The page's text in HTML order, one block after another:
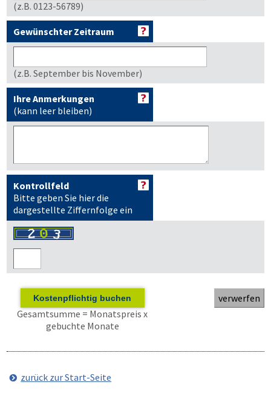
(z.B. 0123-56789)
Gewünschter Zeitraum
(z.B. September bis November)
Ihre Anmerkungen
(kann leer bleiben)
Kontrollfeld
Bitte geben Sie hier die
dargestellte Ziffernfolge ein
Kostenpflichtig buchen
Gesamtsumme = Monatspreis x
gebuchte Monate
zurück zur Start-Seite